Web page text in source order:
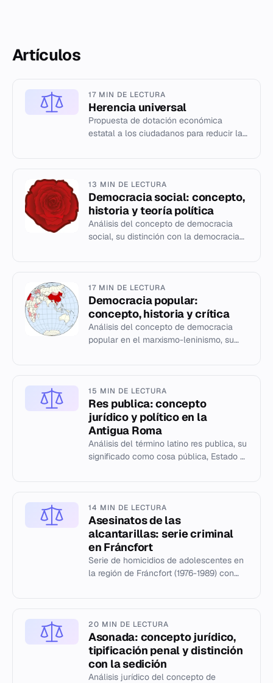
Artículos
17 MIN DE LECTURA
Herencia universal
Propuesta de dotación económica
estatal a los ciudadanos para reducir la
13 MIN DE LECTURA
Democracia social: concepto,
historia y teoría política
Análisis del concepto de democracia
social, su distinción con la democracia
17 MIN DE LECTURA
Democracia popular:
concepto, historia y crítica
Análisis del concepto de democracia
popular en el marxismo-leninismo, su
15 MIN DE LECTURA
Res publica: concepto
jurídico y político en la
Antigua Roma
Análisis del término latino res publica, su
significado como cosa pública, Estado y
14 MIN DE LECTURA
Asesinatos de las
alcantarillas: serie criminal
en Fráncfort
Serie de homicidios de adolescentes en
la región de Fráncfort (1976-1989) con
20 MIN DE LECTURA
Asonada: concepto jurídico,
tipificación penal y distinción
con la sedición
Análisis jurídico del concepto de